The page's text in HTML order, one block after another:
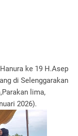
ke 19 H.Asep
di Selenggarakan
lima,
2026).